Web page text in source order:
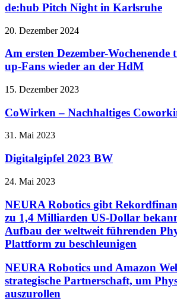
de:hub Pitch Night in Karlsruhe
20. Dezember 2024
Am ersten Dezember-
up-Fans wieder an der HdM
15. Dezember 2023
CoWirken – Nachhaltiges
31. Mai 2023
Digitalgipfel 2023 BW
24. Mai 2023
NEURA Robotics gibt
zu 1,4 Milliarden US-Dollar
Aufbau der weltweit führenden
Plattform zu beschleunigen
NEURA Robotics und Amazon
strategische Partnerschaft, um
auszurollen